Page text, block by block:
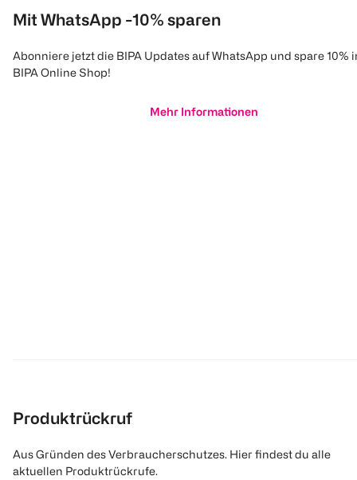
Mit WhatsApp -10% sparen
Abonniere jetzt die BIPA Updates auf WhatsApp und spare 10%
BIPA Online Shop!
Mehr Informationen
Produktrückruf
Aus Gründen des Verbraucherschutzes. Hier findest du alle
aktuellen Produktrückrufe.